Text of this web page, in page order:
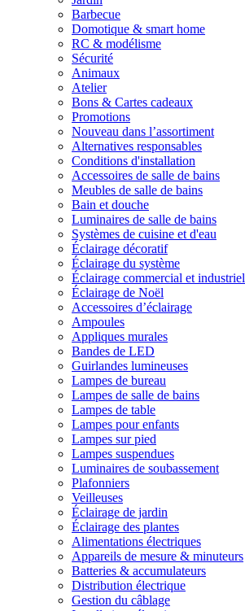
Barbecue
Domotique & smart home
RC & modélisme
Sécurité
Animaux
Atelier
Bons & Cartes cadeaux
Promotions
Nouveau dans l’assortiment
Alternatives responsables
Conditions d'installation
Accessoires de salle de bains
Meubles de salle de bains
Bain et douche
Luminaires de salle de bains
Systèmes de cuisine et d'eau
Éclairage décoratif
Éclairage du système
Éclairage commercial et industriel
Éclairage de Noël
Accessoires d’éclairage
Ampoules
Appliques murales
Bandes de LED
Guirlandes lumineuses
Lampes de bureau
Lampes de salle de bains
Lampes de table
Lampes pour enfants
Lampes sur pied
Lampes suspendues
Luminaires de soubassement
Plafonniers
Veilleuses
Éclairage de jardin
Éclairage des plantes
Alimentations électriques
Appareils de mesure & minuteurs
Batteries & accumulateurs
Distribution électrique
Gestion du câblage